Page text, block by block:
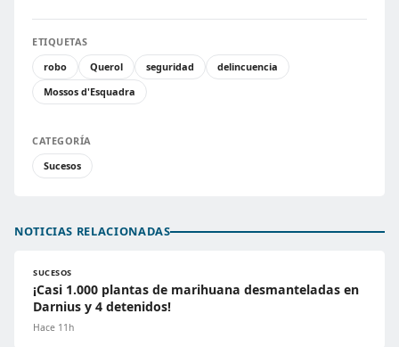
ETIQUETAS
robo
Querol seguridad
delincuencia
Mossos d'Esquadra
CATEGORÍA
Sucesos
NOTICIAS RELACIONADAS
SUCESOS
¡Casi 1.000 plantas de marihuana desmanteladas en
Darnius y 4 detenidos!
Hace 11h